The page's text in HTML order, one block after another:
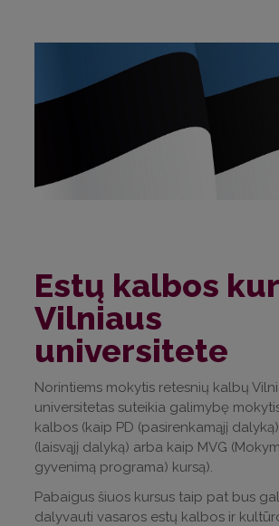
Estų kalbos
Vilniaus
universitete
Norintiems mokytis retesnių kalbų
universitetas suteikia galimybę
kalbos (kaip PD (pasirenkamąjį
(laisvąjį dalyką) arba kaip MVG
gyvenimą programa) kursą).
Pabaigus šiuos kursus taip pat bus
dalyvauti vasaros estų kalbos ir